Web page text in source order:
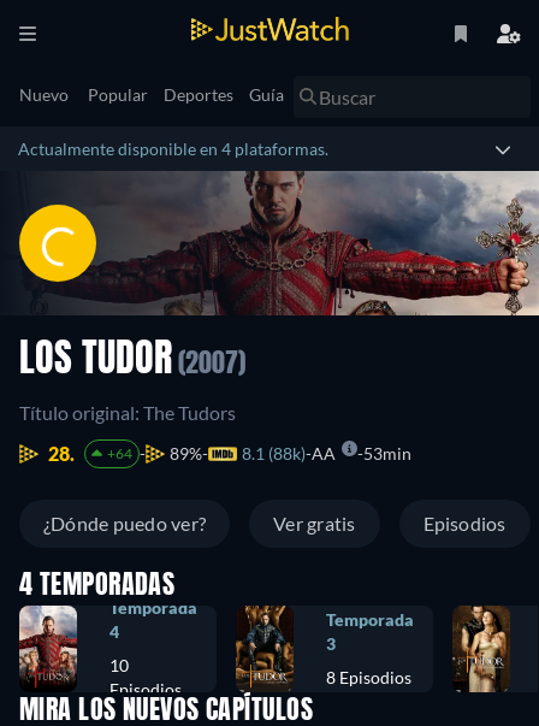
Nuevo Popular Deportes Guía
Actualmente disponible en 4 plataformas.
LOS TUDOR (2007)
Título original: The Tudors
28.
+64 89% 8.1 (88k) AA 53min
¿Dónde puedo ver? Ver gratis Episodios
4 TEMPORADAS
Temporada
4
10
Episodios
Temporada
3
8 Episodios
MIRA LOS NUEVOS CAPÍTULOS